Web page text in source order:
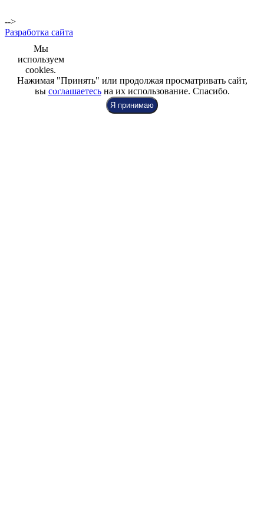
+7 (812) 942-00-99
+7 (812) 918-80-40
+7 (812) 926-86-86
-->
Разработка сайта
Мы
используем
cookies.
Нажимая "Принять" или продолжая просматривать сайт,
вы соглашаетесьна их использование. Спасибо.
Я принимаю